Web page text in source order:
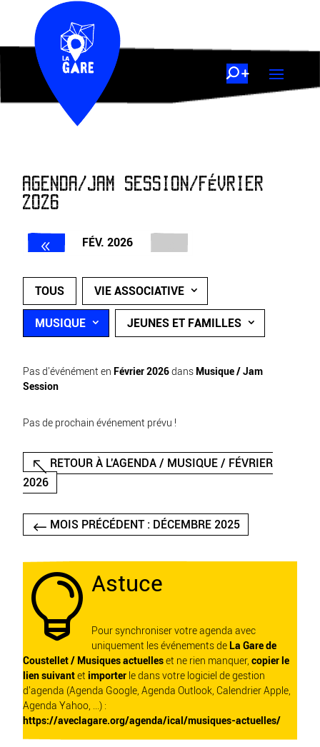
AGENDA/JAM SESSION/FÉVRIER
2026
FÉV. 2026
TOUS VIE ASSOCIATIVE
MUSIQUE JEUNES ET FAMILLES
Pas d'événément en Février 2026dans Musique / Jam
Session
Pas de prochain événement prévu !
RETOUR À L'AGENDA / MUSIQUE / FÉVRIER
2026
MOIS PRÉCÉDENT : DÉCEMBRE 2025
 Astuce
Pour synchroniser votre agenda avec
uniquement les événements de La Gare de
Coustellet / Musiques actuelleset ne rien manquer, copier le
lien suivantet importer le dans votre logiciel de gestion
d'agenda (Agenda Google, Agenda Outlook, Calendrier Apple,
Agenda Yahoo, ...) :
https://aveclagare.org/agenda/ical/musiques-actuelles/